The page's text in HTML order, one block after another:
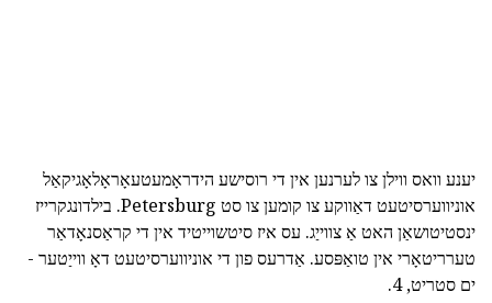
יענע וואס ווילן צו לערנען אין די רוסישע הידראָמעטעאָראָלאָגיקאַל
אוניווערסיטעט דאַווקע צו קומען צו סט Petersburg. בילדונגקרייז
ינסטיטושאַן האט אַ צווייַג. עס איז סיטשוייטיד אין די קראַסנאָדאַר
טערריטאָרי אין טואַפּסע. אַדרעס פון די אוניווערסיטעט דאָ ווייַטער -
ים סטריט, 4.